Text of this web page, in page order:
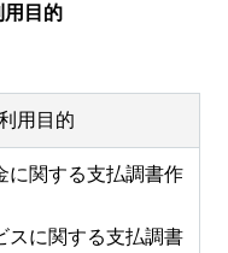
用目的
用目的
に関する支払調書作
スに関する支払調書